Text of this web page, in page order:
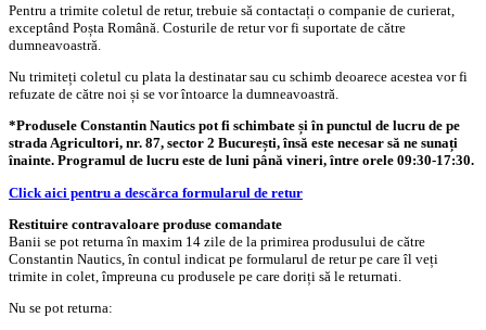
Pentru a trimite coletul de retur, trebuie să contactați o companie de curierat,
exceptând Poșta Română. Costurile de retur vor fi suportate de către
dumneavoastră.
Nu trimiteți coletul cu plata la destinatar sau cu schimb deoarece acestea vor fi
refuzate de către noi și se vor întoarce la dumneavoastră.
*Produsele Constantin Nautics pot fi schimbate și în punctul de lucru de pe
strada Agricultori, nr. 87, sector 2 București, însă este necesar să ne sunați
înainte. Programul de lucru este de luni până vineri, între orele 09:30-17:30.
Click aici pentru a descărca formularul de retur
Restituire contravaloare produse comandate
Banii se pot returna în maxim 14 zile de la primirea produsului de către
Constantin Nautics, în contul indicat pe formularul de retur pe care îl veți
trimite in colet, împreuna cu produsele pe care doriți să le returnati.
Nu se pot returna: